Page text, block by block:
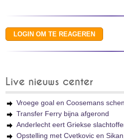
Live nieuws center
Vroege goal en Coosemans
Transfer Ferry bijna afgerond
Anderlecht eert Griekse
Opstelling met Cvetkovic en